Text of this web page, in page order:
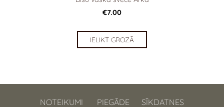
€7.00
IELIKT GROZĀ
NOTEIKUMI PIEGĀDE SĪKDATNES